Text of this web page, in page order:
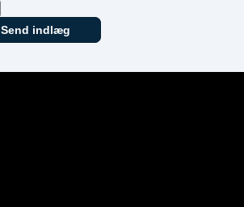
Send indlæg